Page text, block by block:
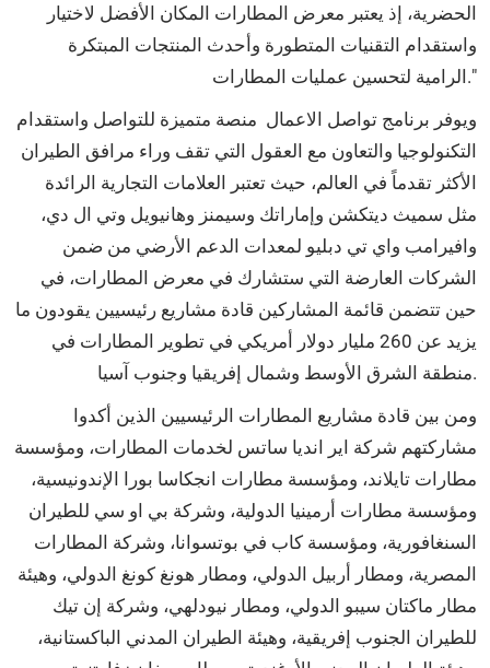
الحضرية، إذ يعتبر معرض المطارات المكان الأفضل لاختيار
واستقدام التقنيات المتطورة وأحدث المنتجات المبتكرة
الرامية لتحسين عمليات المطارات."
ويوفر برنامج تواصل الاعمال منصة متميزة للتواصل واستقدام
التكنولوجيا والتعاون مع العقول التي تقف وراء مرافق الطيران
الأكثر تقدماً في العالم، حيث تعتبر العلامات التجارية الرائدة
مثل سميث ديتكشن وإماراتك وسيمنز وهانيويل وتي ال دي،
وافيرامب واي تي دبليو لمعدات الدعم الأرضي من ضمن
الشركات العارضة التي ستشارك في معرض المطارات، في
حين تتضمن قائمة المشاركين قادة مشاريع رئيسيين يقودون ما
يزيد عن 260 مليار دولار أمريكي في تطوير المطارات في
منطقة الشرق الأوسط وشمال إفريقيا وجنوب آسيا.
ومن بين قادة مشاريع المطارات الرئيسيين الذين أكدوا
مشاركتهم شركة اير انديا ساتس لخدمات المطارات، ومؤسسة
مطارات تايلاند، ومؤسسة مطارات انجكاسا بورا الإندونيسية،
ومؤسسة مطارات أرمينيا الدولية، وشركة بي او سي للطيران
السنغافورية، ومؤسسة كاب في بوتسوانا، وشركة المطارات
المصرية، ومطار أربيل الدولي، ومطار هونغ كونغ الدولي، وهيئة
مطار ماكتان سيبو الدولي، ومطار نيودلهي، وشركة إن تيك
للطيران الجنوب إفريقية، وهيئة الطيران المدني الباكستانية،